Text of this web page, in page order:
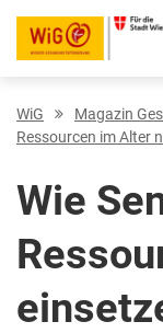
WiG Magazin
Ressourcen im Alter
Wie